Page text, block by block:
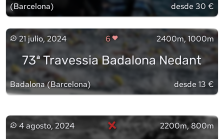
(Barcelona) desde 30 €
21 julio, 2024 6 2400m, 1000m
73ª Travessia Badalona Nedant
Badalona(Barcelona) desde 13 €
4 agosto, 2024 × 2200m, 800m